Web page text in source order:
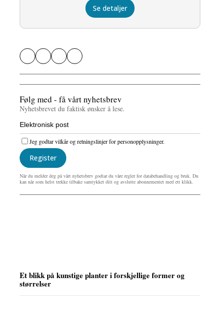
Se detaljer
Et blikk på kunstige planter i forskjellige former og
størrelser
Følg med - få vårt nyhetsbrev
Nyhetsbrevet du faktisk ønsker å lese.
Register
Jeg godtar vilkår og retningslinjer for personopplysninger.
Når du melder deg på vårt nyhetsbrev godtar du våre regler for databehandling og bruk. Du
kan når som helst trekke tilbake samtykket ditt og avslutte abonnementet med ett klikk.